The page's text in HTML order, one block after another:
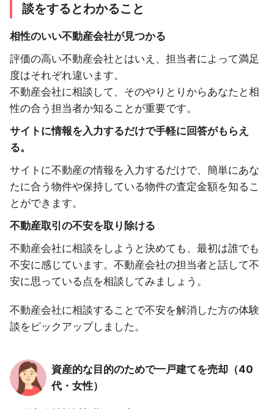
談をするとわかること
相性のいい不動産会社が見つかる
評価の高い不動産会社とはいえ、担当者によって満足
度はそれぞれ違います。
不動産会社に相談して、そのやりとりからあなたと相
性の合う担当者か知ることが重要です。
サイトに情報を入力するだけで手軽に回答がもらえ
る。
サイトに不動産の情報を入力するだけで、簡単にあな
たに合う物件や保持している物件の査定金額を知るこ
とができます。
不動産取引の不安を取り除ける
不動産会社に相談をしようと決めても、最初は誰でも
不安に感じています。不動産会社の担当者と話して不
安に思っている点を相談してみましょう。
不動産会社に相談することで不安を解消した方の体験
談をピックアップしました。
資産的な目的のためで一戸建てを売却（40
代・女性）